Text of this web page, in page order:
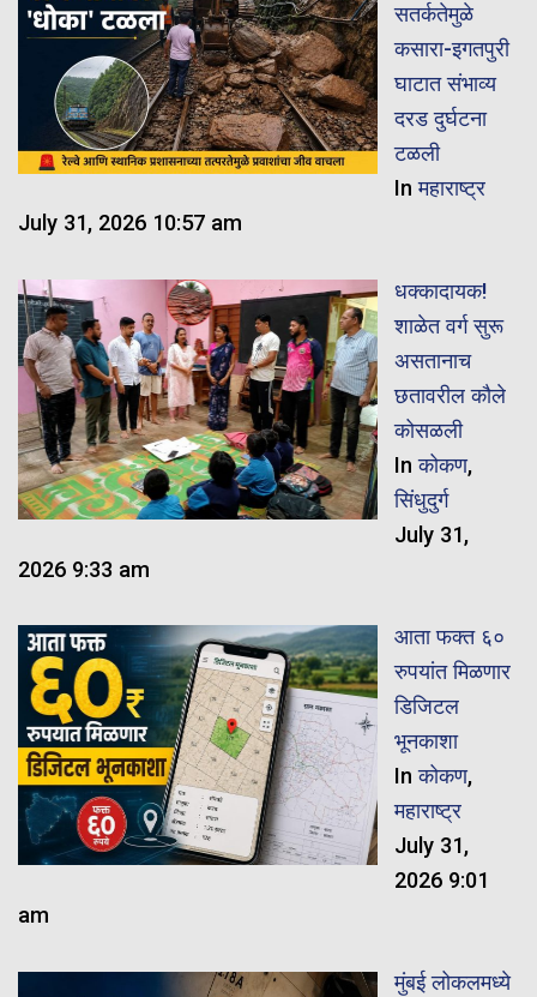
सतर्कतेमुळे
कसारा-इगतपुरी
घाटात संभाव्य
दरड दुर्घटना
टळली
Inमहाराष्ट्र
July 31, 2026 10:57 am
धक्कादायक!
शाळेत वर्ग सुरू
असतानाच
छतावरील कौले
कोसळली
Inकोकण,
सिंधुदुर्ग
July 31,
2026 9:33 am
​आता फक्त ६०
रुपयांत मिळणार
डिजिटल
भूनकाशा
Inकोकण,
महाराष्ट्र
July 31,
2026 9:01
am
मुंबई लोकलमध्ये